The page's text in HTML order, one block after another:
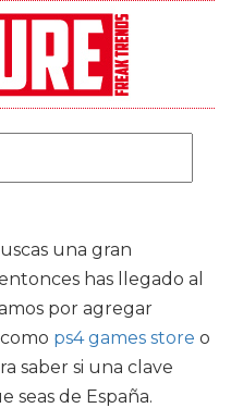
una gran
has llegado al
por agregar
ps4 games store o
saber si una clave
seas de España.